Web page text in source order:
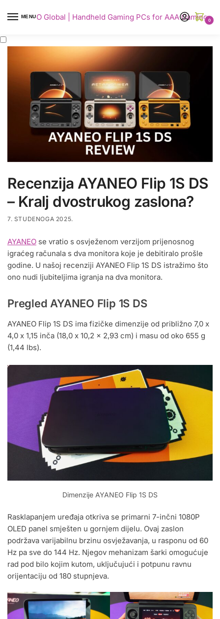
MENU
AYANEO Global | Handheld Gaming PCs for AAA Gaming0
Recenzija AYANEO Flip 1S DS
– Kralj dvostrukog zaslona?
7. STUDENOGA 2025.
AYANEO se vratio s osvježenom verzijom prijenosnog
igraćeg računala s dva monitora koje je debitiralo prošle
godine. U našoj recenziji AYANEO Flip 1S DS istražimo što
ono nudi ljubiteljima igranja na dva monitora.
Pregled AYANEO Flip 1S DS
AYANEO Flip 1S DS ima fizičke dimenzije od približno 7,0 x
4,0 x 1,15 inča (18,0 x 10,2 x 2,93 cm) i masu od oko 655 g
(1,44 lbs).
Dimenzije AYANEO Flip 1S DS
Rasklapanjem uređaja otkriva se primarni 7-inčni 1080P
OLED panel smješten u gornjem dijelu. Ovaj zaslon
podržava varijabilnu brzinu osvježavanja, u rasponu od 60
Hz pa sve do 144 Hz. Njegov mehanizam šarki omogućuje
rad pod bilo kojim kutom, uključujući i potpunu ravnu
orijentaciju od 180 stupnjeva.